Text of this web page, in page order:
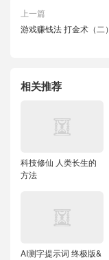
上一篇
游戏赚钱法 打金术（二）
相关推荐
科技修仙 人类长生的
方法
AI测字提示词 终极版&